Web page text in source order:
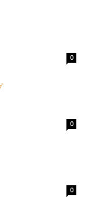
0
0
0